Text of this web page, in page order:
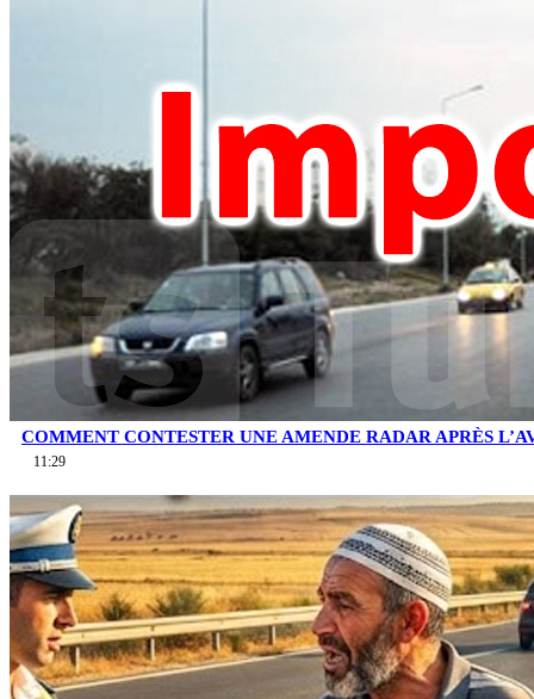
COMMENT CONTESTER UNE AMENDE RADAR APRÈS
11:29